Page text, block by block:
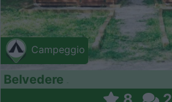
Campeggio
Belvedere